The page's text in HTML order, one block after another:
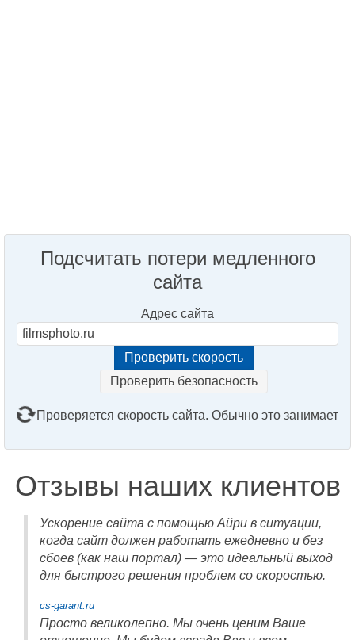
Подсчитать потери медленного
сайта
Адрес сайта
Проверить безопасность
Проверяется скорость сайта. Обычно это занимает
Отзывы наших клиентов
Ускорение сайта с помощью Айри в ситуации,
когда сайт должен работать ежедневно и без
сбоев (как наш портал) — это идеальный выход
для быстрого решения проблем со скоростью.
cs-garant.ru
Просто великолепно. Мы очень ценим Ваше